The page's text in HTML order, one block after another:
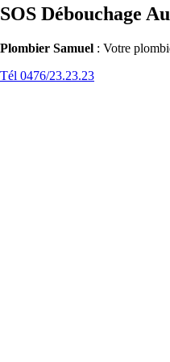
SOS Débouchage
Plombier Samuel : Votre
Tél 0476/23.23.23